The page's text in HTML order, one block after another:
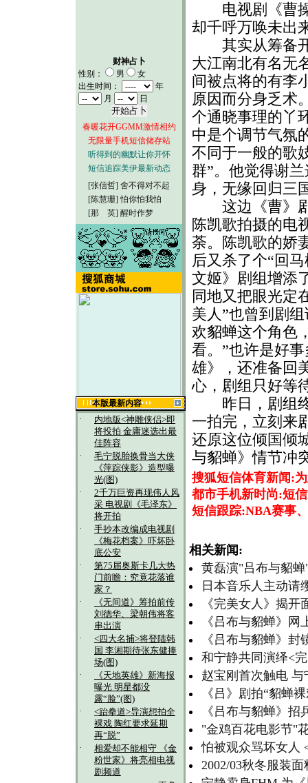
财神占卜
性别：
男
女
出生时间：
年
月
日
春暖花开GGMM激情相约
无限量手机短信储存站
听得到的幽默让你开怀
短信追踪美伊最新动态
[张信哲] 舍不得对不起
[陈慧珊] 怕你怕我怕
[那 英] 醒时作梦
本版最新内容
·
内地版<神雕侠侣>即
将投拍 金庸迷选出最
佳阵容
·
毛宁脱胎换骨当大侠
《萍踪侠影》造型曝
光(图)
·
2千万巨资再现伟人风
采 电视剧《毛泽东》
将开拍
·
手抄本改编成电视剧
《梅花档案》吓坏卧
底公安
·
第75届奥斯卡几大热
门前瞻：究竟花落谁
家？
·
《无间道》筹拍前传
刘德华、梁朝伟将客
串出演
·
<四大名捕>将登陆韩
国 李湘期待张东健捧
场(图)
·
《天地英雄》新海报
曝光 明星都没
露“脸”(图)
·
<跆拳道>导演想拍全
裸戏 陶红要求延期
再“脱”
·
相爱却不能相守 《金
粉世家》将亮相电视
剧频道
电视剧《曹操
却千呼万唤未出
其实从筹备开
大江南北有名无
间被点将的有李
原因而分身乏术
个通晓事理的丫
中是个调节气氛
不同于一般的歌
群”。他觉得谢
身，无缘回归三
这边《曹》剧
陈凯歌拍摄的电
荼。陈凯歌的娇
后又杀了个“回
文姬》剧组增添
同地又把眼光定
美人”也曾到剧
欢貂蝉这个角色
看。”也许是好
雄》，还准备回
心，剧组只好等
昨日，剧组终
一拍完，立刻来
还原这位倾国倾
与貂蝉》情节冲
搜狐短信体育新闻:
都市手机新时尚:短
短信跟踪:NBA赛事
相关新闻:
黄磊演"吕布与貂
日本音乐人主动请
《完美女人》揭
《吕布与貂蝉》
《吕布与貂蝉》
和宁静共同演绎<
赵宝刚首次触电
《吕》剧拍“貂蝉
《吕布与貂蝉》
"金鸡百花电影节"
怕被观众骂坏女人
2002/03秋冬服装